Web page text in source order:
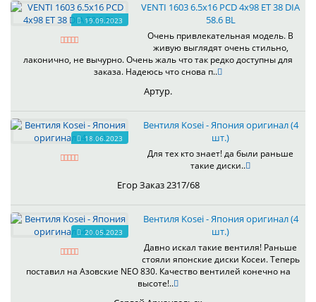
19.09.2023
VENTI 1603 6.5x16 PCD 4x98 ET 38 DIA
58.6 BL
Очень привлекательная модель. В
живую выглядят очень стильно,
лаконично, не вычурно. Очень жаль что так редко доступны для
заказа. Надеюсь что снова п..
Артур.
18.06.2023
Вентиля Kosei - Япония оригинал (4
шт.)
Для тех кто знает! да были раньше
такие диски..
Егор Заказ 2317/68
20.05.2023
Вентиля Kosei - Япония оригинал (4
шт.)
Давно искал такие вентиля! Раньше
стояли японские диски Косеи. Теперь
поставил на Азовские NEO 830. Качество вентилей конечно на
высоте!..